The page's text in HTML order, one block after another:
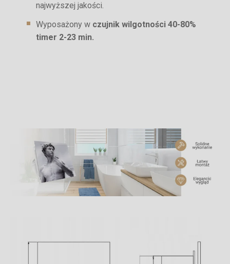
najwyższej jakości.
Wyposażony w czujnik wilgotności 40-80%
timer 2-23 min.